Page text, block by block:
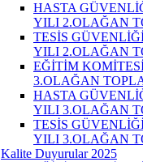
HASTA
YILI 2.OLAĞAN
TESİS
YILI 2.OLAĞAN
EĞİTİM
3.OLAĞAN
HASTA
YILI 3.OLAĞAN
TESİS
YILI 3.OLAĞAN
Kalite Duyurular 2025